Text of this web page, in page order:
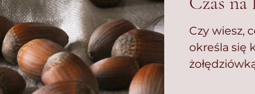
Czy wiesz,
określa się